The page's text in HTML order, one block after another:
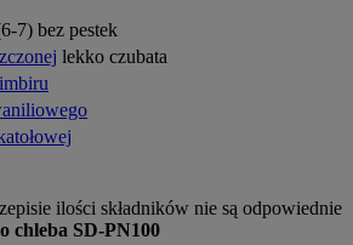
7) bez pestek
lekko czubata
ilości składników nie są odpowiednie
chleba SD-PN100